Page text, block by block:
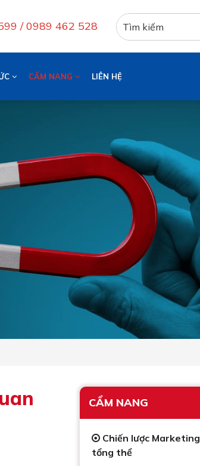
/ 0989 462 528
CẨM NANG LIÊN HỆ
CẨM NANG
Chiến lược Marketing
tổng thể